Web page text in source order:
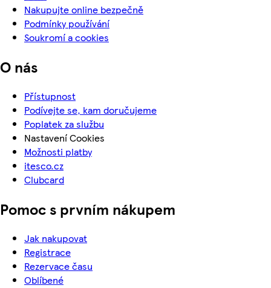
Nakupujte online bezpečně
Podmínky používání
Soukromí a cookies
O nás
Přístupnost
Podívejte se, kam doručujeme
Poplatek za službu
Nastavení Cookies
Možnosti platby
itesco.cz
Clubcard
Pomoc s prvním nákupem
Jak nakupovat
Registrace
Rezervace času
Oblíbené